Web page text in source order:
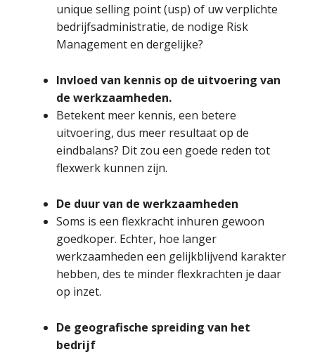
unique selling point (usp) of uw verplichte
bedrijfsadministratie, de nodige Risk
Management en dergelijke?
Invloed van kennis op de uitvoering van
de werkzaamheden.
Betekent meer kennis, een betere
uitvoering, dus meer resultaat op de
eindbalans? Dit zou een goede reden tot
flexwerk kunnen zijn.
De duur van de werkzaamheden
Soms is een flexkracht inhuren gewoon
goedkoper. Echter, hoe langer
werkzaamheden een gelijkblijvend karakter
hebben, des te minder flexkrachten je daar
op inzet.
De geografische spreiding van het
bedrijf